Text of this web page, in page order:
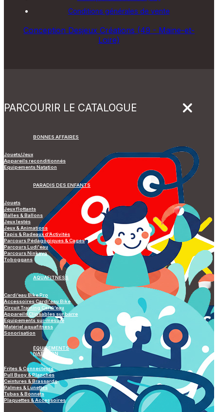
Conditions générales de vente
Conception Desjeux Créations (49 - Maine-et-
Loire)
PARCOURIR LE CATALOGUE
BONNES AFFAIRES
Jouets/Jeux
Appareils reconditionnés
Equipements Natation
PARADIS DES ENFANTS
Jouets
Jeux flottants
Balles & Ballons
Jeux lestés
Jeux & Animations
Tapis & Radeaux d’Activités
Parcours Pédagogiques & Cages
Parcours Ludi'eau
Parcours Ninkaya
Toboggans
AQUAFITNESS
Cardi’eau Bike Pro
Accessoires Cardi'eau Bike
Circuit Training Cardi’eau
Appareils Clipsables sur barre
Equipements sur-mesure
Matériel aquafitness
Sonorisation
ÉQUIPEMENTS
NATATION
Frites & Connecteurs
Pull Buoy & Planches
Ceintures & Brassards
Palmes & Lunettes
Tubas & Bonnets
Plaquettes & Accessoires